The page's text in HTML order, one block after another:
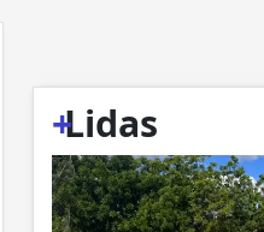
+
Lidas